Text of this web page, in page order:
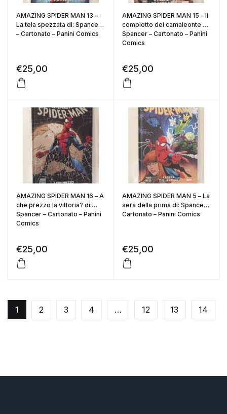
AMAZING SPIDER MAN 13 –
La tela spezzata di: Spancer
– Cartonato – Panini Comics
€25,00
AMAZING SPIDER MAN 15 – Il
complotto del camaleonte di:
Spancer – Cartonato – Panini
Comics
€25,00
AMAZING SPIDER MAN 16 – A
che prezzo la vittoria? di:
Spancer – Cartonato – Panini
Comics
€25,00
AMAZING SPIDER MAN 5 – La
sera della prima di: Spancer –
Cartonato – Panini Comics
€25,00
1 2 3 4 … 12 13 14